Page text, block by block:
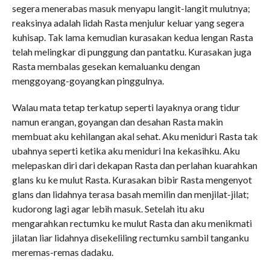
segera menerabas masuk menyapu langit-langit mulutnya;
reaksinya adalah lidah Rasta menjulur keluar yang segera
kuhisap. Tak lama kemudian kurasakan kedua lengan Rasta
telah melingkar di punggung dan pantatku. Kurasakan juga
Rasta membalas gesekan kemaluanku dengan
menggoyang-goyangkan pinggulnya.
Walau mata tetap terkatup seperti layaknya orang tidur
namun erangan, goyangan dan desahan Rasta makin
membuat aku kehilangan akal sehat. Aku meniduri Rasta tak
ubahnya seperti ketika aku meniduri Ina kekasihku. Aku
melepaskan diri dari dekapan Rasta dan perlahan kuarahkan
glans ku ke mulut Rasta. Kurasakan bibir Rasta mengenyot
glans dan lidahnya terasa basah memilin dan menjilat-jilat;
kudorong lagi agar lebih masuk. Setelah itu aku
mengarahkan rectumku ke mulut Rasta dan aku menikmati
jilatan liar lidahnya disekeliling rectumku sambil tanganku
meremas-remas dadaku.